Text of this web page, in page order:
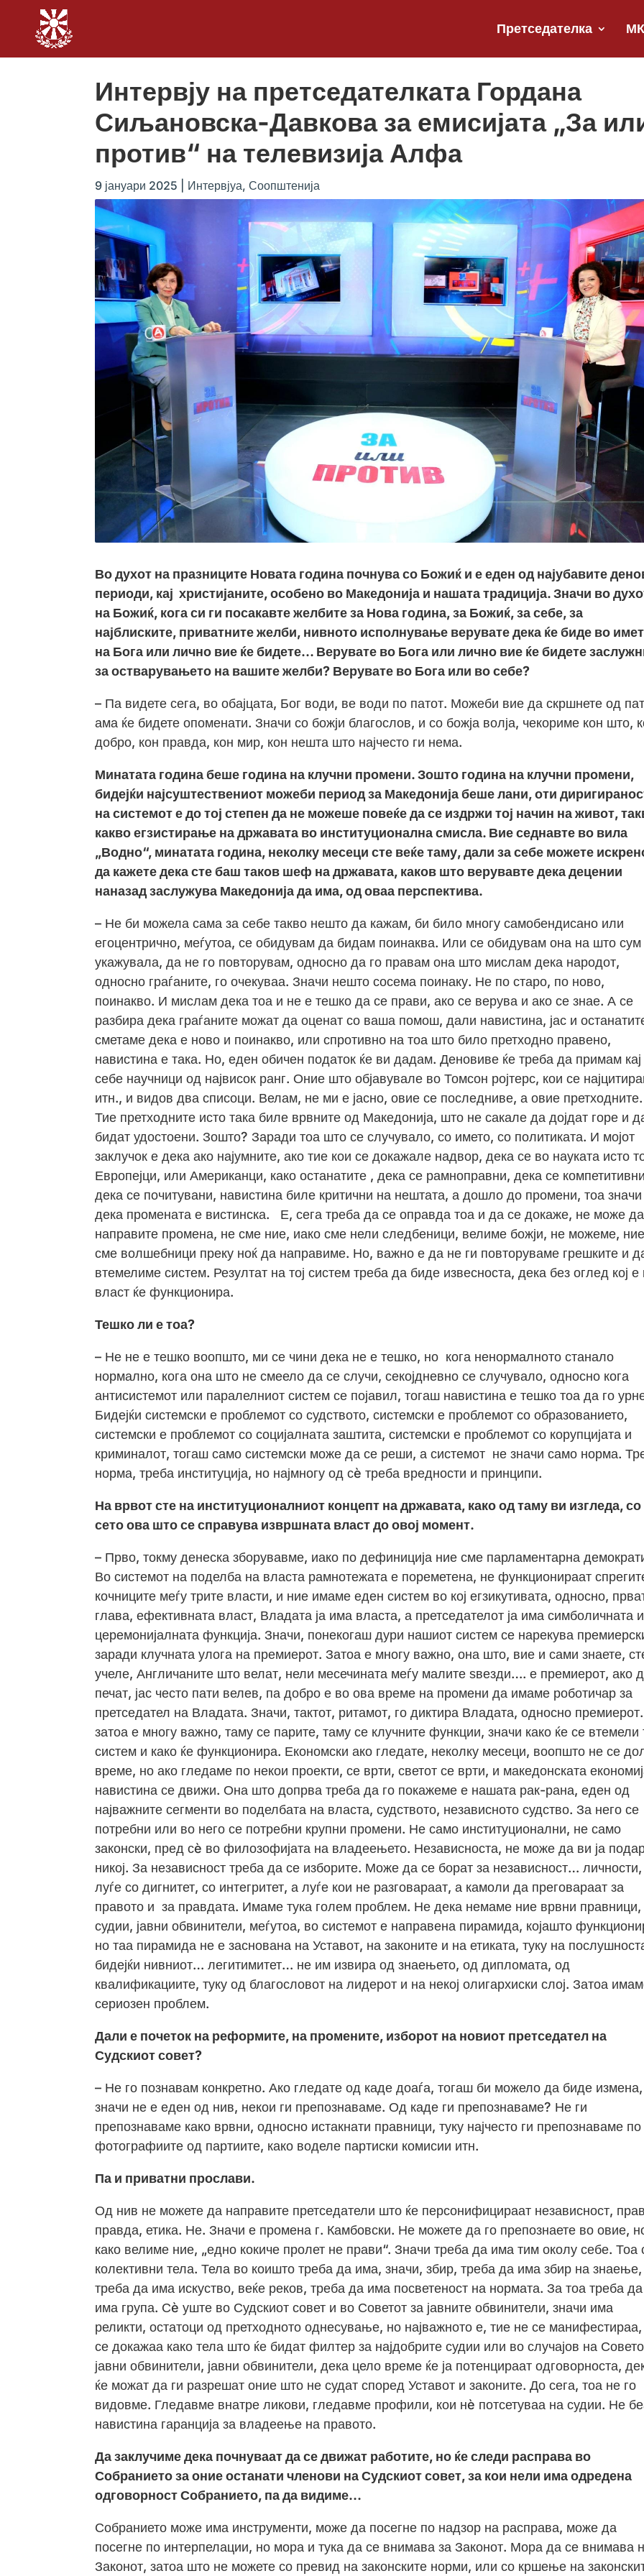
Претседателка МК
Интервју на претседателката Гордана
Сиљановска-Давкова за емисијата „За
против“ на телевизија Алфа
9 јануари 2025 Интервјуа, Соопштенија
Во духот на празниците Новата година почнува со Божиќ и е еден од најубавите
периоди, кај христијаните, особено во Македонија и нашата традиција. Значи во
на Божиќ, кога си ги посакавте желбите за Нова година, за Божиќ, за себе, за
најблиските, приватните желби, нивното исполнување верувате дека ќе биде во
на Бога или лично вие ќе бидете… Верувате во Бога или лично вие ќе бидете
за остварувањето на вашите желби? Верувате во Бога или во себе?
– Па видете сега, во обајцата, Бог води, ве води по патот. Можеби вие да скршнете од
ама ќе бидете опоменати. Значи со божји благослов, и со божја волја, чекориме кон што,
добро, кон правда, кон мир, кон нешта што најчесто ги нема.
Минатата година беше година на клучни промени. Зошто година на клучни промени,
бидејќи најсуштествениот можеби период за Македонија беше лани, оти
на системот е до тој степен да не можеше повеќе да се издржи тој начин на живот,
какво егзистирање на државата во институционална смисла. Вие седнавте во вила
„Водно“, минатата година, неколку месеци сте веќе таму, дали за себе можете
да кажете дека сте баш таков шеф на државата, каков што верувавте дека децении
наназад заслужува Македонија да има, од оваа перспектива.
– Не би можела сама за себе такво нешто да кажам, би било многу самобендисано или
егоцентрично, меѓутоа, се обидувам да бидам поинаква. Или се обидувам она на што сум
укажувала, да не го повторувам, односно да го правам она што мислам дека народот,
односно граѓаните, го очекуваа. Значи нешто сосема поинаку. Не по старо, по ново,
поинакво. И мислам дека тоа и не е тешко да се прави, ако се верува и ако се знае. А се
разбира дека граѓаните можат да оценат со ваша помош, дали навистина, јас и
сметаме дека е ново и поинакво, или спротивно на тоа што било претходно правено,
навистина е така. Но, еден обичен податок ќе ви дадам. Деновиве ќе треба да примам кај
себе научници од највисок ранг. Оние што објавувале во Томсон ројтерс, кои се
итн., и видов два списоци. Велам, не ми е јасно, овие се последниве, а овие претходните.
Тие претходните исто така биле врвните од Македонија, што не сакале да дојдат горе и
бидат удостоени. Зошто? Заради тоа што се случувало, со името, со политиката. И мојот
заклучок е дека ако најумните, ако тие кои се докажале надвор, дека се во науката исто
Европејци, или Американци, како останатите , дека се рамноправни, дека се
дека се почитувани, навистина биле критични на нештата, а дошло до промени, тоа значи
дека промената е вистинска. Е, сега треба да се оправда тоа и да се докаже, не може да
направите промена, не сме ние, иако сме нели следбеници, велиме божји, не можеме,
сме волшебници преку ноќ да направиме. Но, важно е да не ги повторуваме грешките и
втемелиме систем. Резултат на тој систем треба да биде извесноста, дека без оглед кој е
власт ќе функционира.
Тешко ли е тоа?
– Не не е тешко воопшто, ми се чини дека не е тешко, но кога ненормалното станало
нормално, кога она што не смеело да се случи, секојдневно се случувало, односно кога
антисистемот или паралелниот систем се појавил, тогаш навистина е тешко тоа да го
Бидејќи системски е проблемот со судството, системски е проблемот со образованието,
системски е проблемот со социјалната заштита, системски е проблемот со корупцијата и
криминалот, тогаш само системски може да се реши, а системот не значи само норма.
норма, треба институција, но најмногу од сè треба вредности и принципи.
На врвот сте на институционалниот концепт на државата, како од таму ви изгледа, со
сето ова што се справува извршната власт до овој момент.
– Прво, токму денеска зборувавме, иако по дефиниција ние сме парламентарна
Во системот на поделба на власта рамнотежата е пореметена, не функционираат
кочниците меѓу трите власти, и ние имаме еден систем во кој егзикутивата, односно,
глава, ефективната власт, Владата ја има власта, а претседателот ја има симболичната
церемонијалната функција. Значи, понекогаш дури нашиот систем се нарекува
заради клучната улога на премиерот. Затоа е многу важно, она што, вие и сами знаете,
учеле, Англичаните што велат, нели месечината меѓу малите ѕвезди…. е премиерот, ако
печат, јас често пати велев, па добро е во ова време на промени да имаме роботичар за
претседател на Владата. Значи, тактот, ритамот, го диктира Владата, односно
затоа е многу важно, таму се парите, таму се клучните функции, значи како ќе се втемели
систем и како ќе функционира. Економски ако гледате, неколку месеци, воопшто не се
време, но ако гледаме по некои проекти, се врти, светот се врти, и македонската
навистина се движи. Она што допрва треба да го покажеме е нашата рак-рана, еден од
најважните сегменти во поделбата на власта, судството, независното судство. За него се
потребни или во него се потребни крупни промени. Не само институционални, не само
законски, пред сè во филозофијата на владеењето. Независноста, не може да ви ја
никој. За независност треба да се изборите. Може да се борат за независност… личности,
луѓе со дигнитет, со интегритет, а луѓе кои не разговараат, а камоли да преговараат за
правото и за правдата. Имаме тука голем проблем. Не дека немаме ние врвни правници,
судии, јавни обвинители, меѓутоа, во системот е направена пирамида, којашто
но таа пирамида не е заснована на Уставот, на законите и на етиката, туку на
бидејќи нивниот… легитимитет… не им извира од знаењето, од дипломата, од
квалификациите, туку од благословот на лидерот и на некој олигархиски слој. Затоа
сериозен проблем.
Дали е почеток на реформите, на промените, изборот на новиот претседател на
Судскиот совет?
– Не го познавам конкретно. Ако гледате од каде доаѓа, тогаш би можело да биде измена,
значи не е еден од нив, некои ги препознаваме. Од каде ги препознаваме? Не ги
препознаваме како врвни, односно истакнати правници, туку најчесто ги препознаваме по
фотографиите од партиите, како воделе партиски комисии итн.
Па и приватни прослави.
Од нив не можете да направите претседатели што ќе персонифицираат независност,
правда, етика. Не. Значи е промена г. Камбовски. Не можете да го препознаете во овие,
како велиме ние, „едно кокиче пролет не прави“. Значи треба да има тим околу себе. Тоа
колективни тела. Тела во коишто треба да има, значи, збир, треба да има збир на знаење,
треба да има искуство, веќе реков, треба да има посветеност на нормата. За тоа треба да
има група. Сè уште во Судскиот совет и во Советот за јавните обвинители, значи има
реликти, остатоци од претходното однесување, но најважното е, тие не се
се докажаа како тела што ќе бидат филтер за најдобрите судии или во случајов на
јавни обвинители, јавни обвинители, дека цело време ќе ја потенцираат одговорноста,
ќе можат да ги разрешат оние што не судат според Уставот и законите. До сега, тоа не го
видовме. Гледавме внатре ликови, гледавме профили, кои нè потсетуваа на судии. Не
навистина гаранција за владеење на правото.
Да заклучиме дека почнуваат да се движат работите, но ќе следи расправа во
Собранието за оние останати членови на Судскиот совет, за кои нели има одредена
одговорност Собранието, па да видиме…
Собранието може има инструменти, може да посегне по надзор на расправа, може да
посегне по интерпелации, но мора и тука да се внимава за Законот. Мора да се внимава
Законот, затоа што не можете со превид на законските норми, или со кршење на